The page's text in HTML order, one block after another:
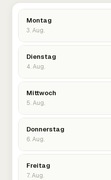
Montag
3. Aug.
Dienstag
4. Aug.
Mittwoch
5. Aug.
Donnerstag
6. Aug.
Freitag
7. Aug.